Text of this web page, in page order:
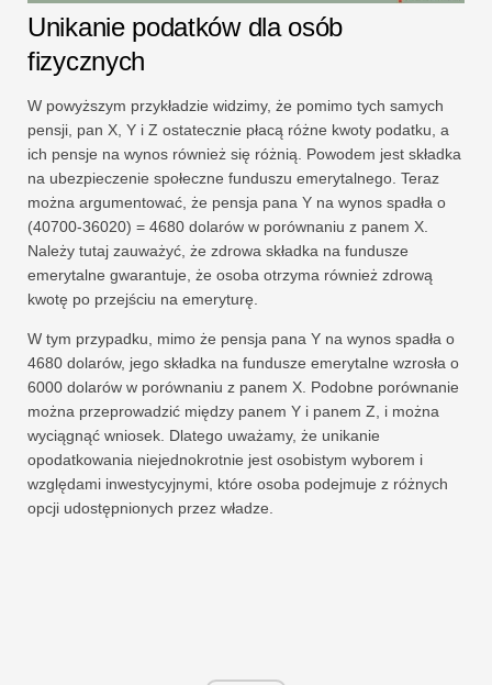
Unikanie podatków dla osób
fizycznych
W powyższym przykładzie widzimy, że pomimo tych samych
pensji, pan X, Y i Z ostatecznie płacą różne kwoty podatku, a
ich pensje na wynos również się różnią. Powodem jest składka
na ubezpieczenie społeczne funduszu emerytalnego. Teraz
można argumentować, że pensja pana Y na wynos spadła o
(40700-36020) = 4680 dolarów w porównaniu z panem X.
Należy tutaj zauważyć, że zdrowa składka na fundusze
emerytalne gwarantuje, że osoba otrzyma również zdrową
kwotę po przejściu na emeryturę.
W tym przypadku, mimo że pensja pana Y na wynos spadła o
4680 dolarów, jego składka na fundusze emerytalne wzrosła o
6000 dolarów w porównaniu z panem X. Podobne porównanie
można przeprowadzić między panem Y i panem Z, i można
wyciągnąć wniosek. Dlatego uważamy, że unikanie
opodatkowania niejednokrotnie jest osobistym wyborem i
względami inwestycyjnymi, które osoba podejmuje z różnych
opcji udostępnionych przez władze.